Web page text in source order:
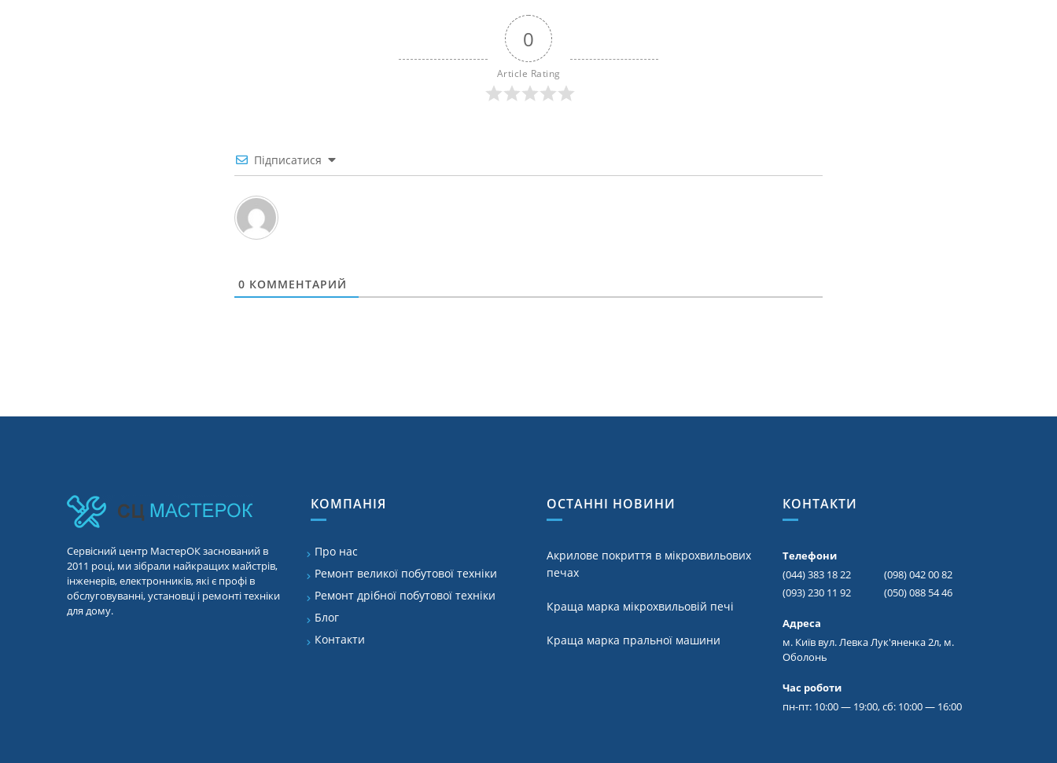
0
Article Rating
Підписатися
0 КОММЕНТАРИЙ
Сервісний центр МастерОК заснований в
2011 році, ми зібрали найкращих майстрів,
інженерів, електронників, які є профі в
обслуговуванні, установці і ремонті техніки
для дому.
КОМПАНІЯ
Про нас
Ремонт великої побутової техніки
Ремонт дрібної побутової техніки
Блог
Контакти
ОСТАННІ НОВИНИ
Акрилове покриття в мікрохвильових
печах
Краща марка мікрохвильовій печі
Краща марка пральної машини
КОНТАКТИ
Телефони
(044) 383 18 22
(098) 042 00 82
(093) 230 11 92
(050) 088 54 46
Адреса
м. Київ вул. Левка Лук'яненка 2л, м.
Оболонь
Час роботи
пн-пт: 10:00 — 19:00, сб: 10:00 — 16:00